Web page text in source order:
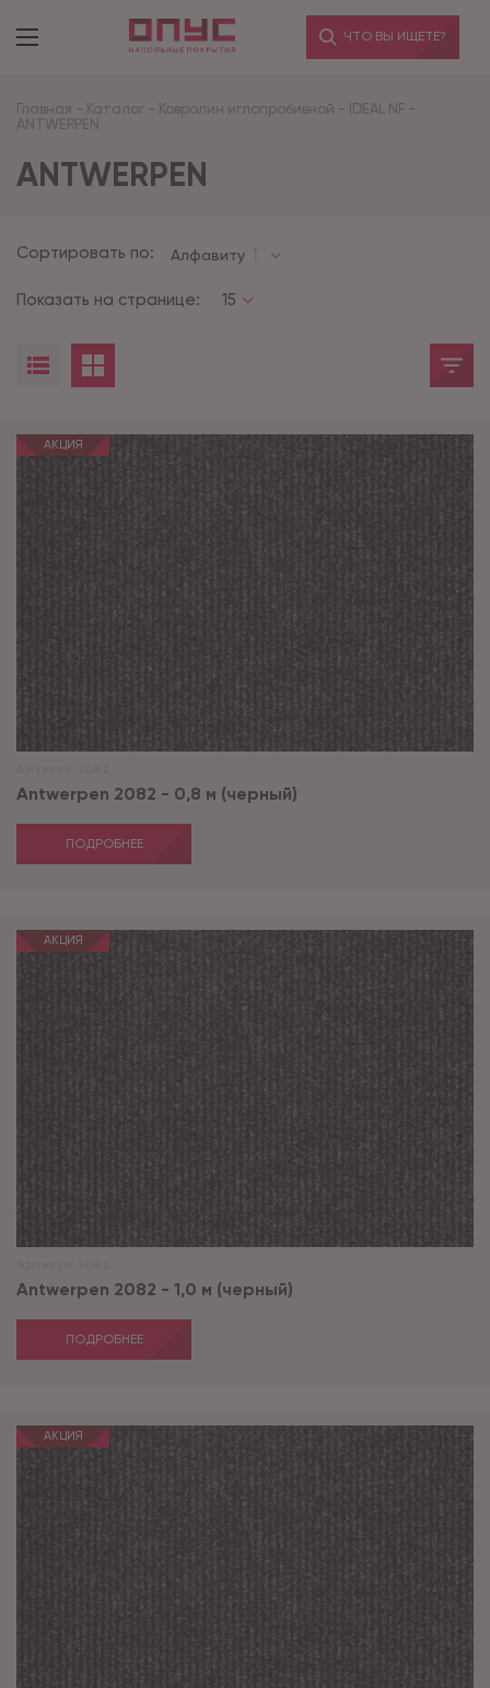
ЧТО ВЫ ИЩЕТЕ?
Главная - Каталог - Ковролин иглопробивной - IDEAL NF -
ANTWERPEN
ANTWERPEN
Сортировать по: Алфавиту
Показать на странице: 15
АКЦИЯ
Antwerpen 2082 - 0,8 м (черный)
ПОДРОБНЕЕ
АКЦИЯ
Antwerpen 2082 - 1,0 м (черный)
ПОДРОБНЕЕ
АКЦИЯ